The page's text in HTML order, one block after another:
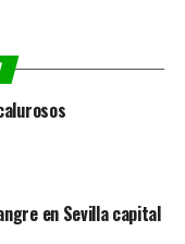
en Sevilla capital